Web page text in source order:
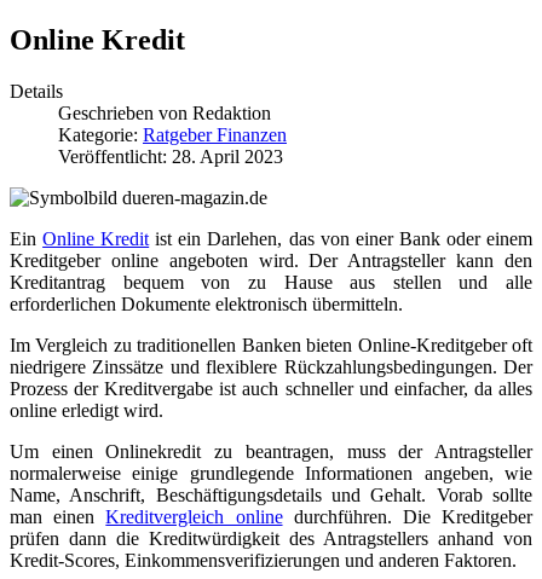
Online Kredit
Details
Geschrieben von Redaktion
Kategorie: Ratgeber Finanzen
Veröffentlicht: 28. April 2023
EinOnline Kredit ist ein Darlehen, das von einer Bank oder einem
Kreditgeber online angeboten wird. Der Antragsteller kann den
Kreditantrag bequem von zu Hause aus stellen und alle
erforderlichen Dokumente elektronisch übermitteln.
Im Vergleich zu traditionellen Banken bieten Online-Kreditgeber oft
niedrigere Zinssätze und flexiblere Rückzahlungsbedingungen. Der
Prozess der Kreditvergabe ist auch schneller und einfacher, da alles
online erledigt wird.
Um einen Onlinekredit zu beantragen, muss der Antragsteller
normalerweise einige grundlegende Informationen angeben, wie
Name, Anschrift, Beschäftigungsdetails und Gehalt. Vorab sollte
man einenKreditvergleich onlinedurchführen. Die Kreditgeber
prüfen dann die Kreditwürdigkeit des Antragstellers anhand von
Kredit-Scores, Einkommensverifizierungen und anderen Faktoren.